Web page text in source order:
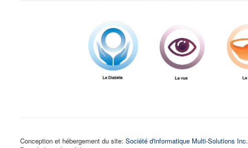
Conception et hébergement du site: Société d'informatique Multi-Solutions Inc.